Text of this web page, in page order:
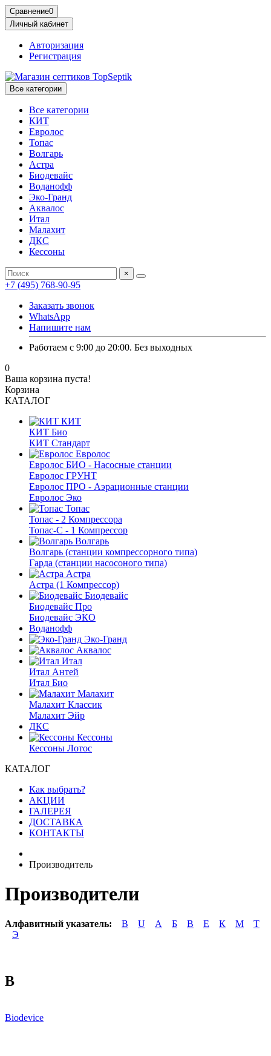
Сравнение0
Личный кабинет
Авторизация
Регистрация
Все категории
Все категории
КИТ
Евролос
Топас
Волгарь
Астра
Биодевайс
Воданофф
Эко-Гранд
Аквалос
Итал
Малахит
ДКС
Кессоны
×
+7 (495) 768-90-95
Заказать звонок
WhatsApp
Напишите нам
Работаем с 9:00 до 20:00. Без выходных
0
Ваша корзина пуста!
Корзина
КАТАЛОГ
КИТ
КИТ Био
КИТ Стандарт
Евролос
Евролос БИО - Насосные станции
Евролос ГРУНТ
Евролос ПРО - Аэрационные станции
Евролос Эко
Топас
Топас - 2 Компрессора
Топас-С - 1 Компрессор
Волгарь
Волгарь (станции компрессорного типа)
Гарда (станции насосоного типа)
Астра
Астра (1 Компрессор)
Биодевайс
Биодевайс Про
Биодевайс ЭКО
Воданофф
Эко-Гранд
Аквалос
Итал
Итал Антей
Итал Био
Малахит
Малахит Классик
Малахит Эйр
ДКС
Кессоны
Кессоны Лотос
КАТАЛОГ
Как выбрать?
АКЦИИ
ГАЛЕРЕЯ
ДОСТАВКА
КОНТАКТЫ
Производитель
Производители
Алфавитный указатель: B U А Б В Е К М
Т
Э
B
Biodevice